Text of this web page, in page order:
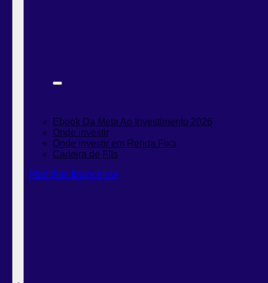
Ebook Da Meta Ao Investimento 2026
Onde investir
Onde investir em Renda Fixa
Carteira de FIIs
Planilhas financeiras